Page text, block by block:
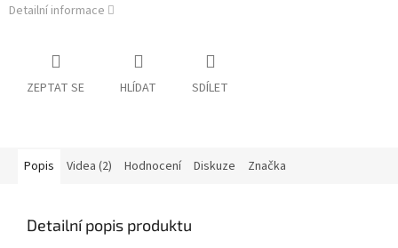
Detailní informace
ZEPTAT SE HLÍDAT SDÍLET
Popis Videa (2) Hodnocení Diskuze Značka
Detailní popis produktu